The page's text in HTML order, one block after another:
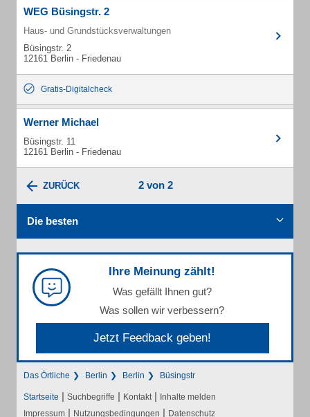
WEG Büsingstr. 2
Haus- und Grundstücksverwaltungen
Büsingstr. 2
12161 Berlin - Friedenau
Gratis-Digitalcheck
Werner Michael
Büsingstr. 11
12161 Berlin - Friedenau
ZURÜCK 2 von 2
Die besten
Ihre Meinung zählt!
Was gefällt Ihnen gut?
Was sollen wir verbessern?
Jetzt Feedback geben!
Das Örtliche Berlin Berlin Büsingstr
Startseite | Suchbegriffe | Kontakt | Inhalte melden
Impressum | Nutzungsbedingungen | Datenschutz